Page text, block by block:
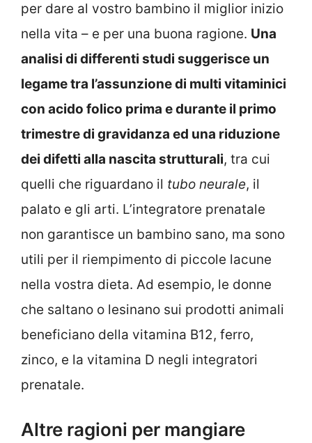
per dare al vostro bambino il miglior inizio
nella vita – e per una buona ragione. Una
analisi di differenti studi suggerisce un
legame tra l’assunzione di multi vitaminici
con acido folico prima e durante il primo
trimestre di gravidanza ed una riduzione
dei difetti alla nascita strutturali, tra cui
quelli che riguardano il tubo neurale, il
palato e gli arti. L’integratore prenatale
non garantisce un bambino sano, ma sono
utili per il riempimento di piccole lacune
nella vostra dieta. Ad esempio, le donne
che saltano o lesinano sui prodotti animali
beneficiano della vitamina B12, ferro,
zinco, e la vitamina D negli integratori
prenatale.
Altre ragioni per mangiare